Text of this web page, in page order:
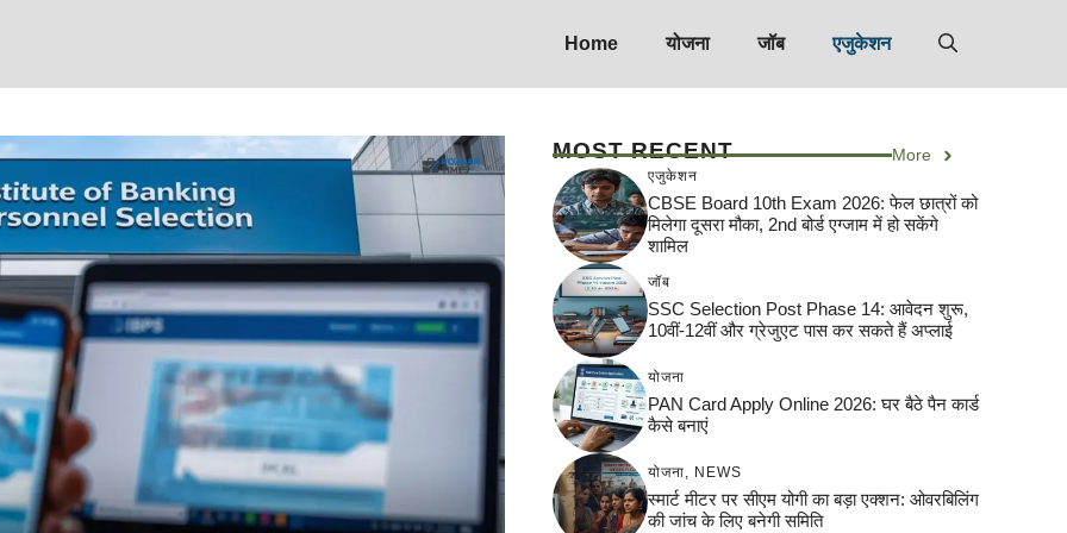
Home योजना जॉब एजुकेशन
MOST RECENT More
एजुकेशन
CBSE Board 10th Exam 2026: फेल छात्रों को
मिलेगा दूसरा मौका, 2nd बोर्ड एग्जाम में हो सकेंगे
शामिल
जॉब
SSC Selection Post Phase 14: आवेदन शुरू,
10वीं-12वीं और ग्रेजुएट पास कर सकते हैं अप्लाई
योजना
PAN Card Apply Online 2026: घर बैठे पैन कार्ड
कैसे बनाएं
योजना NEWS
स्मार्ट मीटर पर सीएम योगी का बड़ा एक्शन: ओवरबिलिंग
की जांच के लिए बनेगी समिति